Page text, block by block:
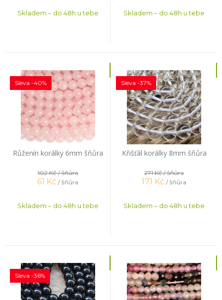
Skladem – do 48h u tebe Skladem – do 48h u tebe
Růženín korálky 6mm šňůra
Sleva -40%
102 Kč/ šňůra
61 Kč / šňůra
Skladem – do 48h u tebe
Křišťál korálky 8mm šňůra
Sleva -37%
271 Kč/ šňůra
171 Kč / šňůra
Skladem – do 48h u tebe
Sleva -36%